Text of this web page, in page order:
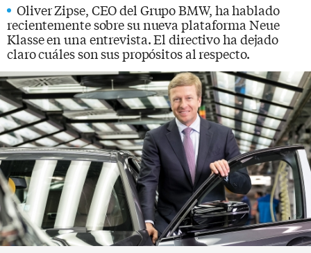
Oliver Zipse, CEO del Grupo BMW, ha hablado
recientemente sobre su nueva plataforma Neue
Klasse en una entrevista. El directivo ha dejado
claro cuáles son sus propósitos al respecto.